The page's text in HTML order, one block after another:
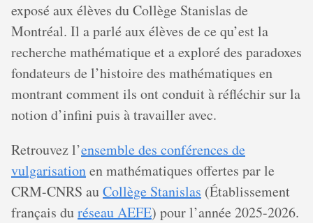
exposé aux élèves du Collège Stanislas de
Montréal. Il a parlé aux élèves de ce qu’est la
recherche mathématique et a exploré des paradoxes
fondateurs de l’histoire des mathématiques en
montrant comment ils ont conduit à réfléchir sur la
notion d’infini puis à travailler avec.
Retrouvez l’ensemble des conférences de
vulgarisationen mathématiques offertes par le
CRM-CNRS auCollège Stanislas (Établissement
français duréseau AEFE) pour l’année 2025-2026.